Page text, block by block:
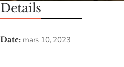
Details
Date: mars 10, 2023